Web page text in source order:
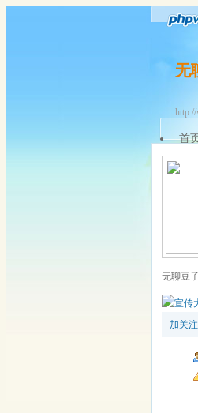
无
首
无聊豆
加关注